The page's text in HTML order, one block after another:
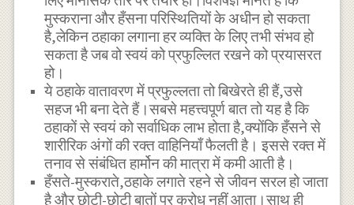
मुस्कराना और हँसना परिस्थितियों के अधीन हो सकता
है,लेकिन ठहाका लगाना हर व्यक्ति के लिए तभी संभव हो
सकता है जब वो स्वयं को प्रफुल्लित रखने को प्रयासरत
हो।
ये ठहाके वातावरण में प्रफुल्लता तो बिखेरते ही हैं,उसे
सहज भी बना देते हैं।सबसे महत्त्वपूर्ण बात तो यह है कि
ठहाकों से स्वयं को सर्वाधिक लाभ होता है,क्योंकि हँसने से
शारीरिक अंगों की रक्त वाहिनियाँ फैलती है। इससे रक्त में
तनाव से संबंधित हार्मोन की मात्रा में कमी आती है।
हँसते-मुस्कराते,ठहाके लगाते रहने से जीवन सरल हो जाता
है और छोटी-छोटी बातों पर क्रोध नहीं आता।साथ ही